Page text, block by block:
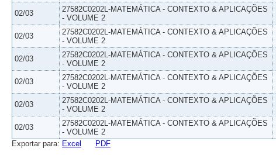
02/03
27582C0202L-MATEMÁTICA - CONTEXTO & APLICAÇÕES
- VOLUME 2
02/03
27582C0202L-MATEMÁTICA - CONTEXTO & APLICAÇÕES
- VOLUME 2
02/03
27582C0202L-MATEMÁTICA - CONTEXTO & APLICAÇÕES
- VOLUME 2
02/03
27582C0202L-MATEMÁTICA - CONTEXTO & APLICAÇÕES
- VOLUME 2
02/03
27582C0202L-MATEMÁTICA - CONTEXTO & APLICAÇÕES
- VOLUME 2
02/03
27582C0202L-MATEMÁTICA - CONTEXTO & APLICAÇÕES
- VOLUME 2
Exportar para: Excel PDF